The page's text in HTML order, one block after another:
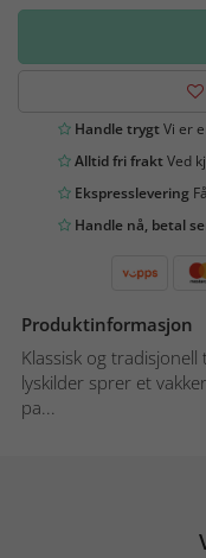
Handle trygtVi er
Alltid fri fraktVed
Ekspresslevering
Handle nå, betal
Produktinformasjon
Klassisk og
lyskilder sprer et
pa...